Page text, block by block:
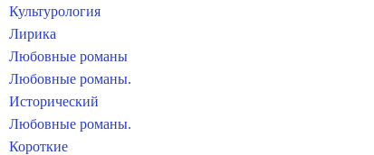
Культурология
Лирика
Любовные романы
Любовные романы.
Исторический
Любовные романы.
Короткие